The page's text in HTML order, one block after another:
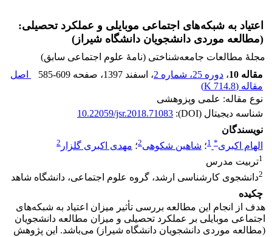
اعتیاد به شبکه‌های اجتماعی موبایلی و عملکرد تحصیلی:
(مطالعه موردی دانشجویان دانشگاه شیراز)
مجلۀ مطالعات جامعه‌شناختی (نامۀ علوم اجتماعی سابق)
مقاله 10
، دوره 25، شماره 2 ، اسفند 1397 ، صفحه 585-609
اصل
مقاله (714.8 K
)
نوع مقاله: علمی وپزوهشی
شناسه دیجیتال (DOI):
10.22059/jsr.2018.71083
نویسندگان
الهام اکبری*
1؛ شاهین شکوهی2؛ مهدی اکبری گلزار 2
1تربیت مدرس
2دانشجوی کارشناسی ارشد، گروه علوم اجتماعی، دانشگاه شاهد
چکیده
هدف از انجام این مطالعه بررسی تأثیر میزان اعتیاد به شبکه‌های
اجتماعی موبایلی بر عملکرد تحصیلی و میزان مطالعه دانشجویان
(مطالعه موردی دانشجویان دانشگاه شیراز) می‌باشد. این پژوهش